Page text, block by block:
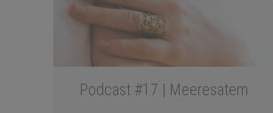
Podcast #17 | Meeresatem